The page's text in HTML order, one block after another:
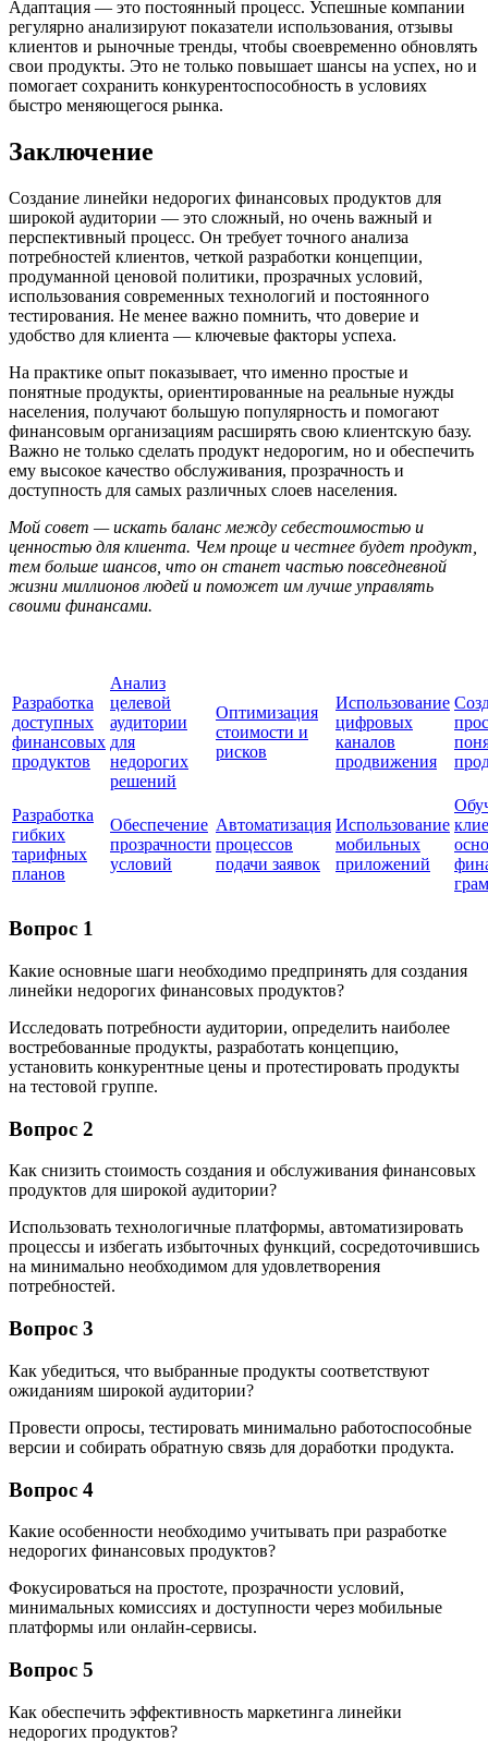
Адаптация — это постоянный процесс. Успешные компании
регулярно анализируют показатели использования, отзывы
клиентов и рыночные тренды, чтобы своевременно обновлять
свои продукты. Это не только повышает шансы на успех, но и
помогает сохранить конкурентоспособность в условиях
быстро меняющегося рынка.
Заключение
Создание линейки недорогих финансовых продуктов для
широкой аудитории — это сложный, но очень важный и
перспективный процесс. Он требует точного анализа
потребностей клиентов, четкой разработки концепции,
продуманной ценовой политики, прозрачных условий,
использования современных технологий и постоянного
тестирования. Не менее важно помнить, что доверие и
удобство для клиента — ключевые факторы успеха.
На практике опыт показывает, что именно простые и
понятные продукты, ориентированные на реальные нужды
населения, получают большую популярность и помогают
финансовым организациям расширять свою клиентскую базу.
Важно не только сделать продукт недорогим, но и обеспечить
ему высокое качество обслуживания, прозрачность и
доступность для самых различных слоев населения.
Мой совет — искать баланс между себестоимостью и
ценностью для клиента. Чем проще и честнее будет продукт,
тем больше шансов, что он станет частью повседневной
жизни миллионов людей и поможет им лучше управлять
своими финансами.
Разработка
доступных
финансовых
продуктов
Анализ
целевой
аудитории
для
недорогих
решений
Оптимизация
стоимости и
рисков
Использование
цифровых
каналов
продвижения
Разработка
гибких
тарифных
планов
Обеспечение
прозрачности
условий
Автоматизация
процессов
подачи заявок
Использование
мобильных
приложений
Вопрос 1
Какие основные шаги необходимо предпринять для создания
линейки недорогих финансовых продуктов?
Исследовать потребности аудитории, определить наиболее
востребованные продукты, разработать концепцию,
установить конкурентные цены и протестировать продукты
на тестовой группе.
Вопрос 2
Как снизить стоимость создания и обслуживания финансовых
продуктов для широкой аудитории?
Использовать технологичные платформы, автоматизировать
процессы и избегать избыточных функций, сосредоточившись
на минимально необходимом для удовлетворения
потребностей.
Вопрос 3
Как убедиться, что выбранные продукты соответствуют
ожиданиям широкой аудитории?
Провести опросы, тестировать минимально работоспособные
версии и собирать обратную связь для доработки продукта.
Вопрос 4
Какие особенности необходимо учитывать при разработке
недорогих финансовых продуктов?
Фокусироваться на простоте, прозрачности условий,
минимальных комиссиях и доступности через мобильные
платформы или онлайн-сервисы.
Вопрос 5
Как обеспечить эффективность маркетинга линейки
недорогих продуктов?